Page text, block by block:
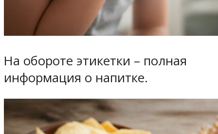
На обороте этикетки – полная
информация о напитке.